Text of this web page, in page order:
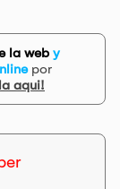
la web y
por
aqui!